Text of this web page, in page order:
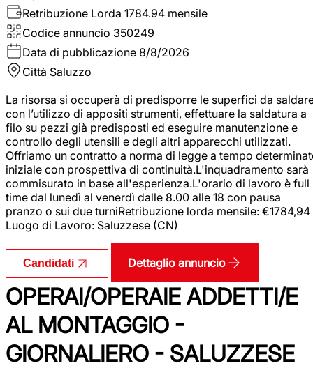
Retribuzione Lorda 1784.94 mensile
Codice annuncio 350249
Data di pubblicazione 8/8/2026
Città Saluzzo
La risorsa si occuperà di predisporre le superfici da
con l’utilizzo di appositi strumenti, effettuare la saldatura a
filo su pezzi già predisposti ed eseguire manutenzione e
controllo degli utensili e degli altri apparecchi utilizzati.
Offriamo un contratto a norma di legge a tempo
iniziale con prospettiva di continuità.L'inquadramento sarà
commisurato in base all'esperienza.L'orario di lavoro è full
time dal lunedì al venerdì dalle 8.00 alle 18 con pausa
pranzo o sui due turniRetribuzione lorda mensile: €1784,94
Luogo di Lavoro: Saluzzese (CN)
Candidati Dettaglio annuncio
OPERAI/OPERAIE ADDETTI/E
AL MONTAGGIO -
GIORNALIERO - SALUZZESE